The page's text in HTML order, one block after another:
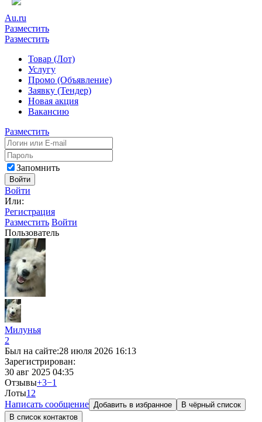
Au.ru
Разместить
Разместить
Товар (Лот)
Услугу
Промо (Объявление)
Заявку (Тендер)
Новая акция
Вакансию
Разместить
Запомнить
Войти
Войти
Или:
Регистрация
Разместить Войти
Пользователь
Милунья
2
Был на сайте:28 июля 2026 16:13
Зарегистрирован:
30 авг 2025 04:35
Отзывы+3−1
Лоты1 2
Написать сообщение Добавить в избранное
В чёрный список
В список контактов